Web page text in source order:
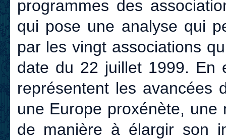
programmes des
qui pose une analyse qui
par les vingt associations
date du 22 juillet 1999. En
représentent les avancées
une Europe proxénète,
de manière à élargir son